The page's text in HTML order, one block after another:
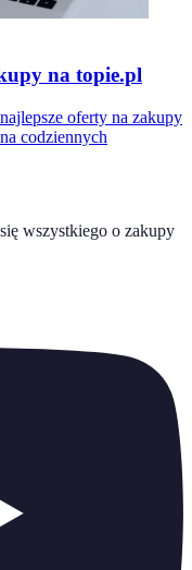
na topie.pl
oferty na zakupy
codziennych
wszystkiego o zakupy